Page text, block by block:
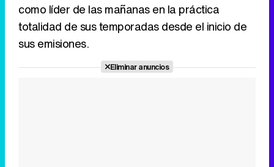
como líder de las mañanas en la práctica
totalidad de sus temporadas desde el inicio de
sus emisiones.
Eliminar anuncios